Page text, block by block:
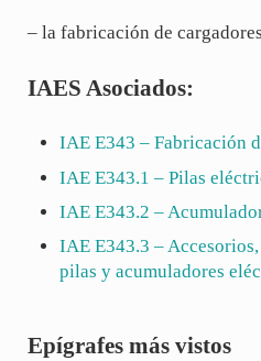
– la fabricación de
IAES Asociados:
IAEE343 – Fabricación
IAEE343.1 – Pilas
IAEE343.2 –
IAEE343.3 –
pilas y acumuladores
Sidebar
Epígrafes más vistos